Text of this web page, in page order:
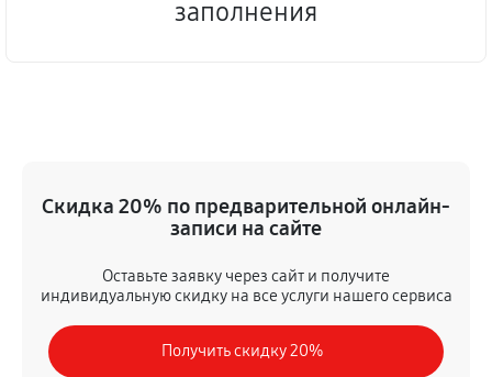
заполнения
Скидка 20% по предварительной онлайн-
записи на сайте
Оставьте заявку через сайт и получите
индивидуальную скидку на все услуги нашего сервиса
Получить скидку 20%